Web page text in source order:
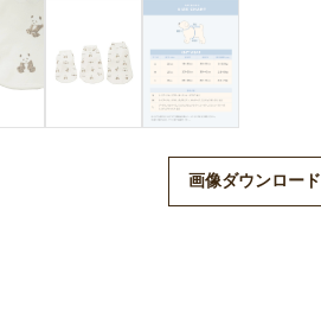
画像ダウンロード